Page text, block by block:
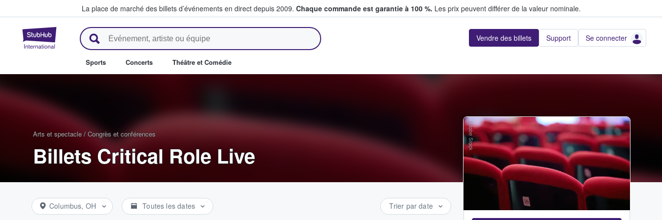
La place de marché des billets d’événements en direct depuis 2009. Chaque commande est garantie à 100 %. Les prix peuvent différer de la valeur nominale.
StubHub - Où les fans achètent et vendent des billets Vendre des billets Support Se connecter
Sports Concerts Théâtre et Comédie
Arts et spectacle / Congrès et conférences
Billets Critical Role Live
Columbus, OH Toutes les dates Trier par date
Adobe Stock